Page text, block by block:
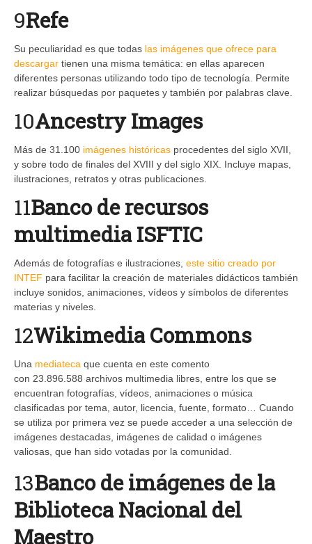
9Refe
Su peculiaridad es que todas las imágenes que ofrece para
descargar tienen una misma temática: en ellas aparecen
diferentes personas utilizando todo tipo de tecnología. Permite
realizar búsquedas por paquetes y también por palabras clave.
10Ancestry Images
Más de 31.100 imágenes históricas procedentes del siglo XVII,
y sobre todo de finales del XVIII y del siglo XIX. Incluye mapas,
ilustraciones, retratos y otras publicaciones.
11Banco de recursos
multimedia ISFTIC
Además de fotografías e ilustraciones, este sitio creado por
INTEF para facilitar la creación de materiales didácticos también
incluye sonidos, animaciones, vídeos y símbolos de diferentes
materias y niveles.
12Wikimedia Commons
Una mediateca que cuenta en este comento
con 23.896.588 archivos multimedia libres, entre los que se
encuentran fotografías, vídeos, animaciones o música
clasificadas por tema, autor, licencia, fuente, formato… Cuando
se utiliza por primera vez se puede acceder a una selección de
imágenes destacadas, imágenes de calidad o imágenes
valiosas, que han sido votadas por la comunidad.
13Banco de imágenes de la
Biblioteca Nacional del
Maestro